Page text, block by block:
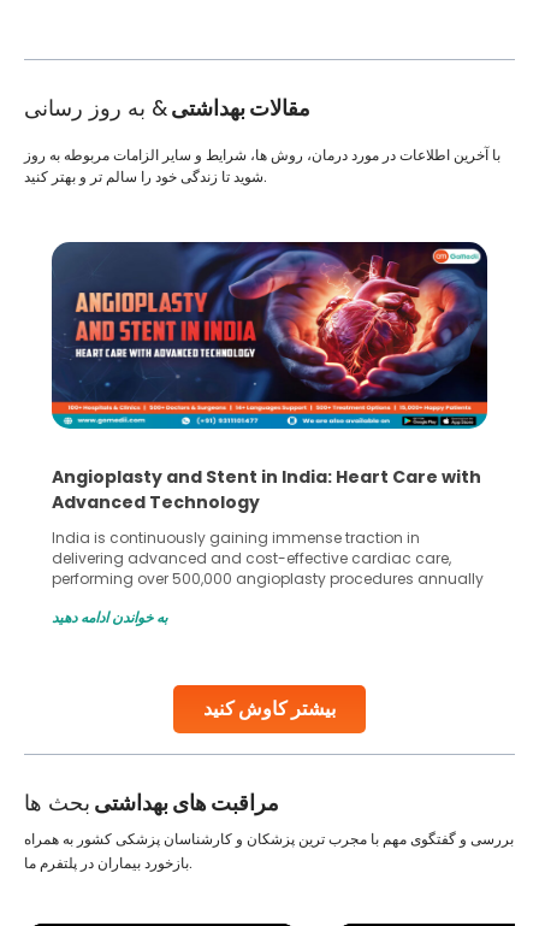
مقالات بهداشتی& به روز رسانی
بیشتر کاوش کنید
با آخرین اطلاعات در مورد درمان، روش ها، شرایط و سایر الزامات مربوطه به روز
شوید تا زندگی خود را سالم تر و بهتر کنید.
Angioplasty and Stent in India: Heart Care with
Advanced Technology
India is continuously gaining immense traction in
delivering advanced and cost-effective cardiac care,
performing over 500,000 angioplasty procedures annually
globe are searching for treatments like angioplasty and
Studies, such as one published
به خواندن ادامه دهید
مراقبت های بهداشتی بحث ها
بررسی و گفتگوی مهم با مجرب ترین پزشکان و کارشناسان پزشکی کشور به همراه
بازخورد بیماران در پلتفرم ما.